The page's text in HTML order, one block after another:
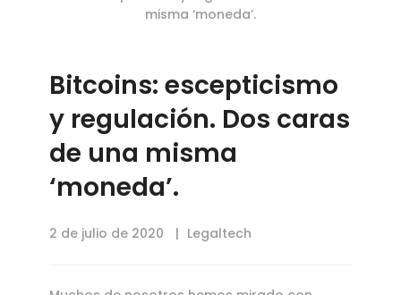
Bitcoins: escepticismo
y regulación. Dos caras
de una misma
‘moneda’.
2 de julio de 2020 Legaltech